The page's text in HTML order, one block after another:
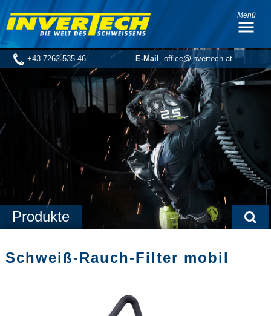
+43 7262 535 46 E-Mail office@invertech.at
Menü
Produkte
Schweiß-Rauch-Filter mobil